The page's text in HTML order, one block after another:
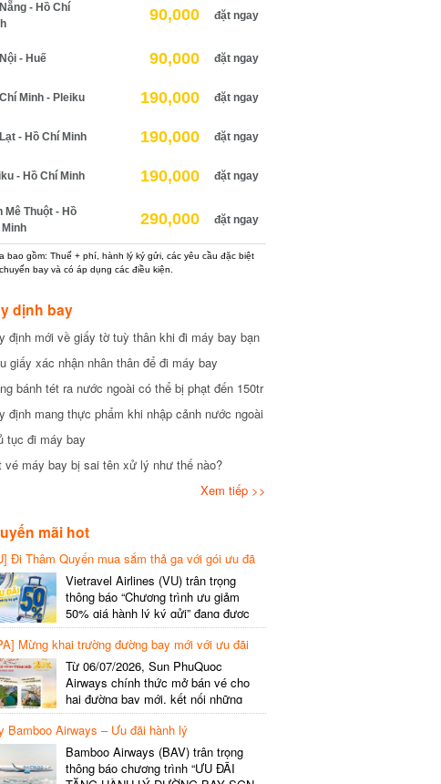
- Hồ Chí
90,000 đặt ngay
- Huế 90,000 đặt ngay
Minh - Pleiku 190,000 đặt ngay
- Hồ Chí Minh 190,000 đặt ngay
- Hồ Chí Minh 190,000 đặt ngay
Mê Thuột - Hồ
290,000 đặt ngay
bao gồm: Thuế + phí, hành lý ký gửi, các yêu cầu đặc biệt
bay và có áp dụng các điều kiện.
dịnh bay
định mới về giấy tờ tuỳ thân khi đi máy bay bạn
giấy xác nhận nhân thân để đi máy bay
bánh tét ra nước ngoài có thể bị phạt đến 150tr
định mang thực phẩm khi nhập cảnh nước ngoài
tục đi máy bay
vé máy bay bị sai tên xử lý như thế nào?
Xem tiếp >>
mãi hot
Đi Thâm Quyến mua sắm thả ga với gói ưu đã
50% phí gói cướcVietravel Airlines (VU) trân trọng
thông báo “Chương trình ưu giảm
50% giá hành lý ký gửi” đang được
triển khai cho đường bay quốc tế mới
kết nối từ TP. Hồ Chí Minh
(SGN) đi Thâm Quyến – Trung Quốc
(SZX), chi tiết như sau: LỊCH BAY
CHI TIẾT Đường bay SHCB Giờ khởi
hành Giờ đến Tần suất…
Mừng khai trường đường bay mới với ưu đãi
Từ 06/07/2026, Sun PhuQuoc
Airways chính thức mở bán vé cho
hai đường bay mới, kết nối những
điểm đến giàu trải nghiệm, giúp hành
khách khám phá vẻ đẹp thiên nhiên
và văn hóa của miền Trung Việt Nam.
Thông tin đường bay mới Đường bay
Bamboo Airways – Ưu đãi hành lý
Bamboo Airways (BAV) trân trọng
thông báo chương trình “ƯU ĐÃI